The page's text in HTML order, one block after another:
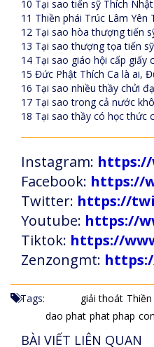
10 Tại sao tiến sỹ Thích
11 Thiền phái Trúc Lâm
12 Tại sao hòa thượng tiến
13 Tại sao thượng tọa tiến
14 Tại sao giáo hội cấp
15 Đức Phật Thích Ca là ai,
16 Tại sao nhiều thầy chửi
17 Tại sao trong cả nước
18 Tại sao thầy có học thức
Instagram: https://
Facebook: https://
Twitter: https://
Youtube: https://
Tiktok: https://
Zenzongmt:
Tags: giải thoát
dao phat phat phap
BÀI VIẾT LIÊN QUAN